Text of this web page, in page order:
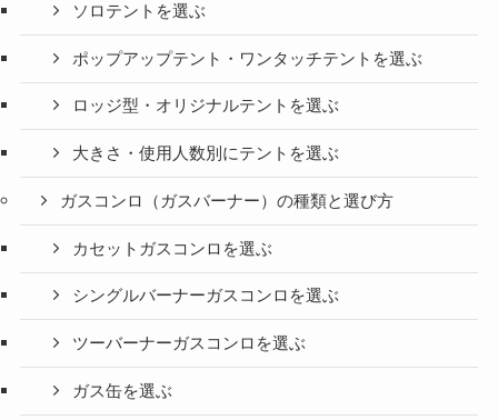
ソロテントを選ぶ
ポップアップテント・ワンタッチテントを選ぶ
ロッジ型・オリジナルテントを選ぶ
大きさ・使用人数別にテントを選ぶ
ガスコンロ（ガスバーナー）の種類と選び方
カセットガスコンロを選ぶ
シングルバーナーガスコンロを選ぶ
ツーバーナーガスコンロを選ぶ
ガス缶を選ぶ